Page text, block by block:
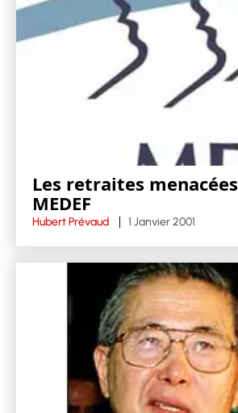
Les retraites
MEDEF
Hubert Prévaud 1 Janvier 2001